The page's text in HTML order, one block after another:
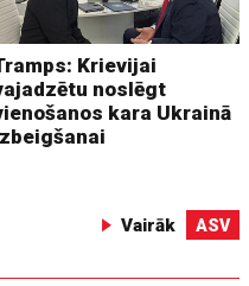
Krievijai
noslēgt
kara Ukrainā
Vairāk ASV